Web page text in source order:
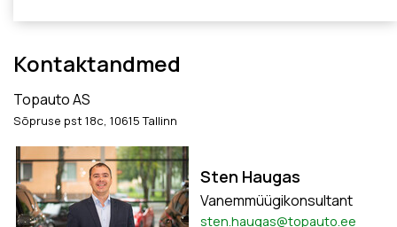
Kontaktandmed
Topauto AS
Sõpruse pst 18c, 10615 Tallinn
Sten Haugas
Vanemmüügikonsultant
sten.haugas@topauto.ee